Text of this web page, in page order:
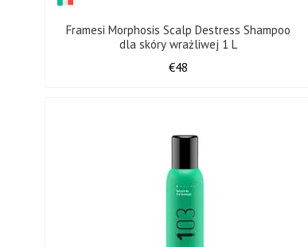
Framesi Morphosis Scalp Destress Shampoo
dla skóry wrażliwej 1 L
€48